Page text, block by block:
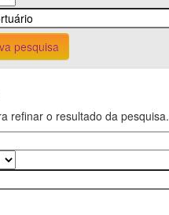
pesquisa
refinar o resultado da pesquisa.